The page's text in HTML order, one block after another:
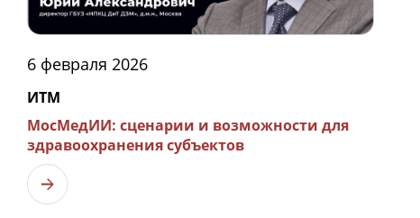
6 февраля 2026
ИТМ
МосМедИИ: сценарии и возможности для
здравоохранения субъектов